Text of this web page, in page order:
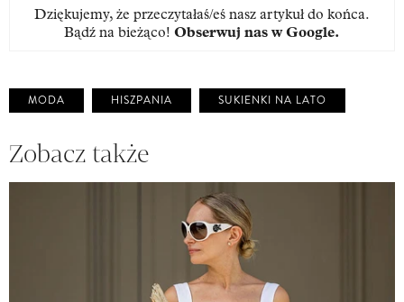
Dziękujemy, że przeczytałaś/eś nasz artykuł do końca.
Bądź na bieżąco! Obserwuj nas w Google.
MODA HISZPANIA SUKIENKI NA LATO
Zobacz także